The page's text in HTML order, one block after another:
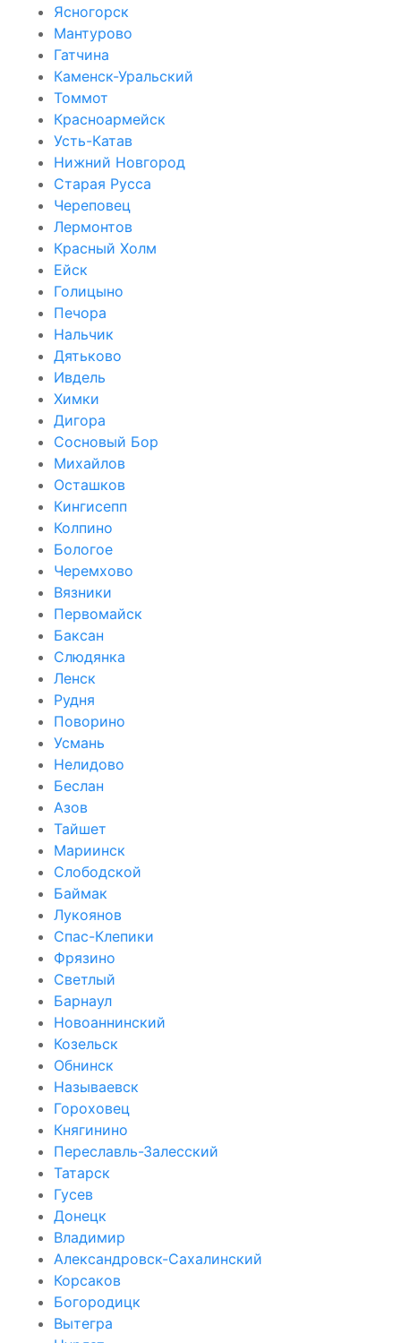
Ясногорск
Мантурово
Гатчина
Каменск-Уральский
Томмот
Красноармейск
Усть-Катав
Нижний Новгород
Старая Русса
Череповец
Лермонтов
Красный Холм
Ейск
Голицыно
Печора
Нальчик
Дятьково
Ивдель
Химки
Дигора
Сосновый Бор
Михайлов
Осташков
Кингисепп
Колпино
Бологое
Черемхово
Вязники
Первомайск
Баксан
Слюдянка
Ленск
Рудня
Поворино
Усмань
Нелидово
Беслан
Азов
Тайшет
Мариинск
Слободской
Баймак
Лукоянов
Спас-Клепики
Фрязино
Светлый
Барнаул
Новоаннинский
Козельск
Обнинск
Называевск
Гороховец
Княгинино
Переславль-Залесский
Татарск
Гусев
Донецк
Владимир
Александровск-Сахалинский
Корсаков
Богородицк
Вытегра